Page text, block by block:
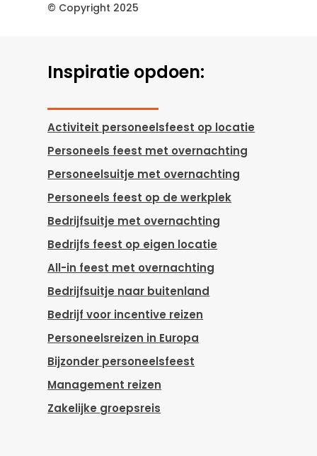
© Copyright 2025
Inspiratie opdoen:
Activiteit personeelsfeest op locatie
Personeels feest met overnachting
Personeelsuitje met overnachting
Personeels feest op de werkplek
Bedrijfsuitje met overnachting
Bedrijfs feest op eigen locatie
All-in feest met overnachting
Bedrijfsuitje naar buitenland
Bedrijf voor incentive reizen
Personeelsreizen in Europa
Bijzonder personeelsfeest
Management reizen
Zakelijke groepsreis